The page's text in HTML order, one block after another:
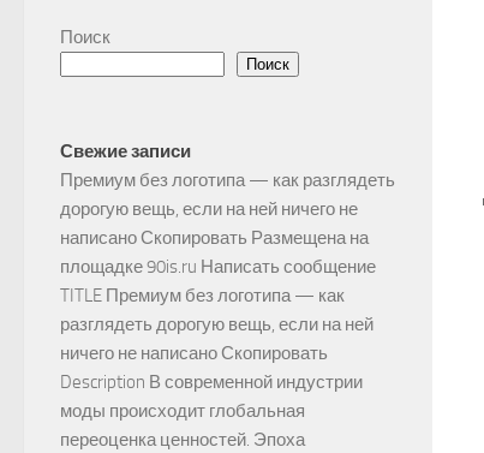
Поиск
Поиск
Свежие записи
Премиум без логотипа — как разглядеть
дорогую вещь, если на ней ничего не
написано Скопировать Размещена на
площадке 90is.ru Написать сообщение
TITLE Премиум без логотипа — как
разглядеть дорогую вещь, если на ней
ничего не написано Скопировать
Description В современной индустрии
моды происходит глобальная
переоценка ценностей. Эпоха